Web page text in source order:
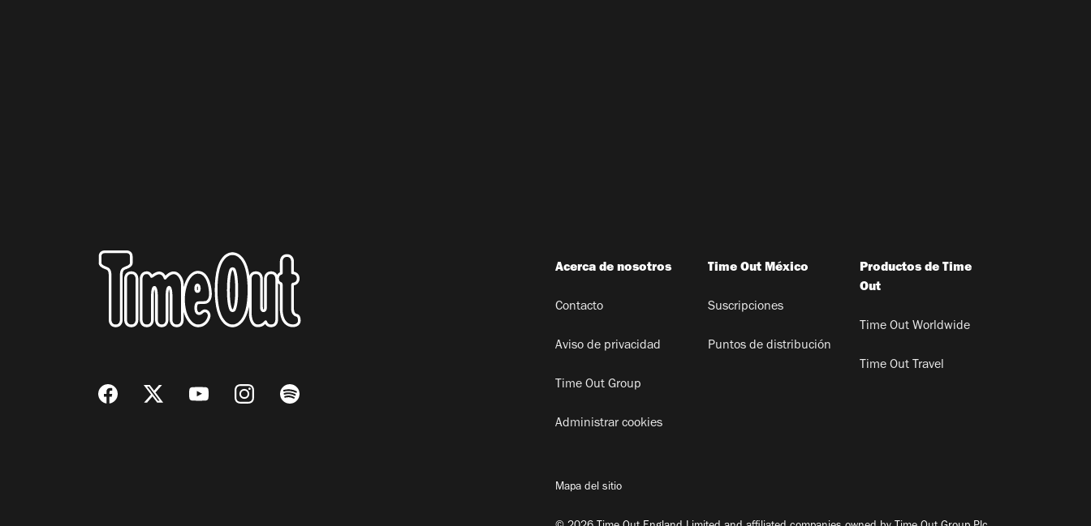
Acerca de nosotros
Contacto
Aviso de privacidad
Time Out Group
Administrar cookies
Time Out México
Suscripciones
Puntos de distribución
Productos de Time
Out
Time Out Worldwide
Time Out Travel
Mapa del sitio